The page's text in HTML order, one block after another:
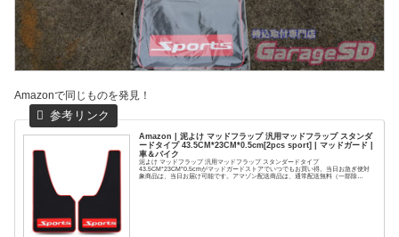
Amazonで同じものを発見！
Amazon | 泥よけ マッドフラップ 汎用マッドフラップ スタンダ
ードタイプ 43.5CM*23CM*0.5cm[2pcs sport] | マッドガード |
車＆バイク
泥よけ マッドフラップ 汎用マッドフラップ スタンダードタイプ
43.5CM*23CM*0.5cmがマッドガードストアでいつでもお買い得。当日お急ぎ便対
象商品は、当日お届け可能です。アマゾン配送商品は、通常配送無料（一部除